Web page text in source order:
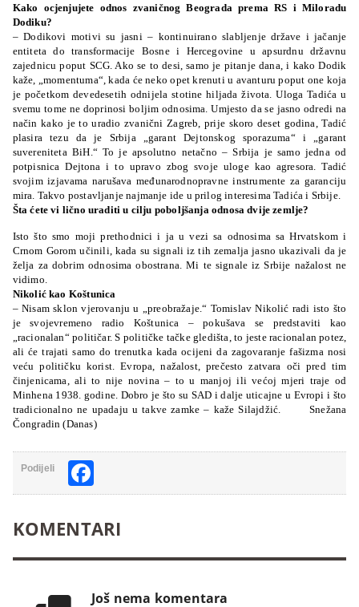
Kako ocjenjujete odnos zvaničnog Beograda prema RS i Miloradu
Dodiku?
– Dodikovi motivi su jasni – kontinuirano slabljenje države i jačanje
entiteta do transformacije Bosne i Hercegovine u apsurdnu državnu
zajednicu poput SCG. Ako se to desi, samo je pitanje dana, i kako Dodik
kaže, „momentuma“, kada će neko opet krenuti u avanturu poput one koja
je početkom devedesetih odnijela stotine hiljadaživota.Uloga Tadića u
svemu tome ne doprinosi boljim odnosima. Umjesto da se jasno odredi na
način kako je to uradio zvanični Zagreb, prije skoro deset godina, Tadić
plasira tezu da je Srbija „garant Dejtonskog sporazuma“ i „garant
suvereniteta BiH.“ To je apsolutno netačno – Srbija je samo jedna od
potpisnica Dejtona i to upravo zbog svoje uloge kao agresora. Tadić
svojim izjavama narušava međunarodnopravne instrumente za garanciju
mira. Takvo postavljanje najmanje ide u prilog interesima Tadića i Srbije.
Šta ćete vi lično uraditi u cilju poboljšanja odnosa dvije zemlje?
Isto što smo moji prethodnici i ja u vezi sa odnosima sa Hrvatskom i
Crnom Gorom učinili, kada su signali iz tih zemalja jasno ukazivali da je
želja za dobrim odnosima obostrana. Mi te signale iz Srbije nažalost ne
vidimo.
Nikolić kao Koštunica
– Nisam sklon vjerovanju u „preobražaje.“ Tomislav Nikolić radi isto što
je svojevremeno radio Koštunica – pokušava se predstaviti kao
„racionalan“ političar. S političke tačke gledišta, to jeste racionalan potez,
ali će trajati samo do trenutka kada ocijeni da zagovaranje fašizma nosi
veću političku korist. Evropa, nažalost, prečesto zatvara oči pred tim
činjenicama, ali to nije novina – to u manjoj ili većoj mjeri traje od
Minhena 1938. godine. Dobro je što su SAD i dalje uticajne u Evropi i što
tradicionalno ne upadaju u takve zamke – kaže Silajdžić. Snežana
Čongradin (Danas)
Podijeli
KOMENTARI
Još nema komentara